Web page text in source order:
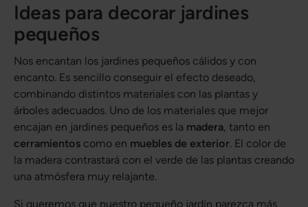
Ideas para decorar jardines
pequeños
Nos encantan los jardines pequeños cálidos y con
encanto. Es sencillo conseguir el efecto deseado,
combinando distintos materiales con las plantas y
árboles adecuados. Uno de los materiales que mejor
encajan en jardines pequeños es la madera, tanto en
cerramientos como en muebles de exterior. El color de
la madera contrastará con el verde de las plantas creando
una atmósfera muy relajante.
Si queremos que nuestro pequeño jardín parezca más